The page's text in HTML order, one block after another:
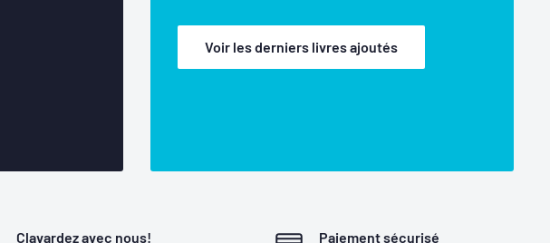
Voir les derniers livres ajoutés
Clavardez avec nous!
Paiement sécurisé